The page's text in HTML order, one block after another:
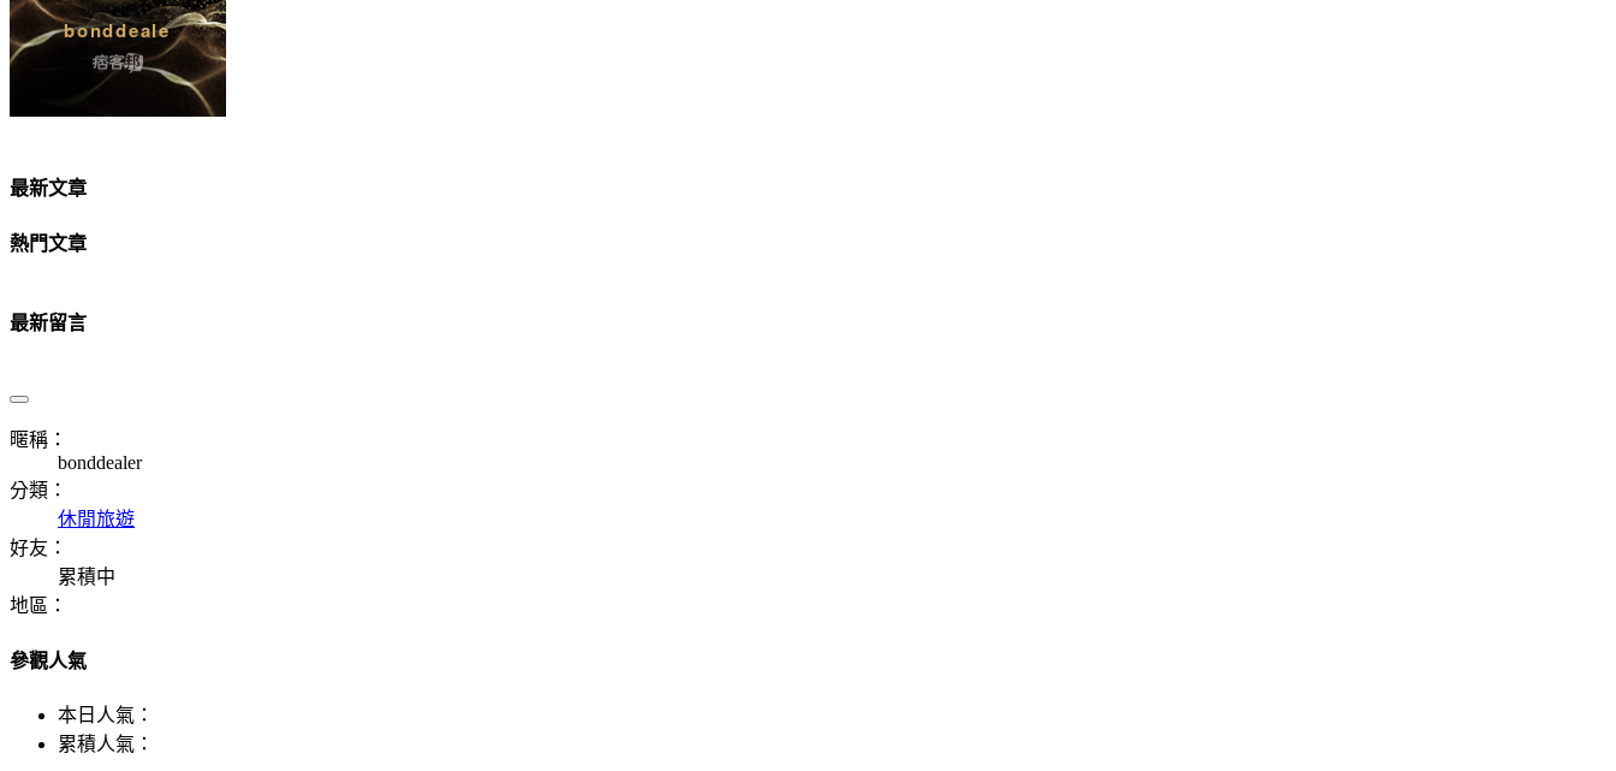
最新文章
熱門文章
最新留言
暱稱：
bonddealer
分類：
休閒旅遊
好友：
累積中
地區：
參觀人氣
本日人氣：
累積人氣：